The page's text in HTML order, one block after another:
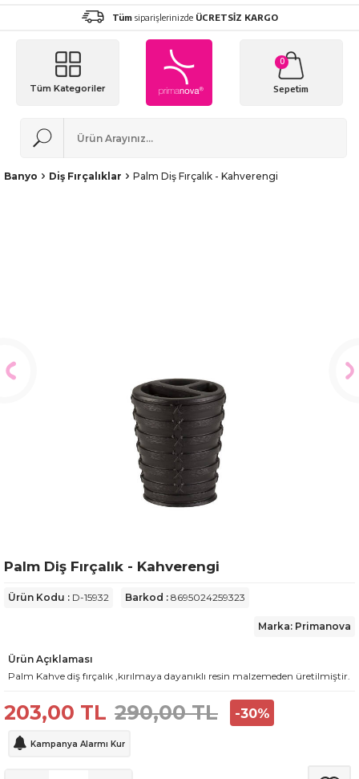
Tüm siparişlerinizde ÜCRETSİZ KARGO
Tüm Kategoriler
0
Sepetim
Banyo Diş Fırçalıklar Palm Diş Fırçalık - Kahverengi
Palm Diş Fırçalık - Kahverengi
Ürün Kodu : D-15932 Barkod : 8695024259323
Marka: Primanova
Ürün Açıklaması
Palm Kahve diş fırçalık ,kırılmaya dayanıklı resin malzemeden üretilmiştir.
290,00TL
203,00 TL -30%
Kampanya Alarmı Kur